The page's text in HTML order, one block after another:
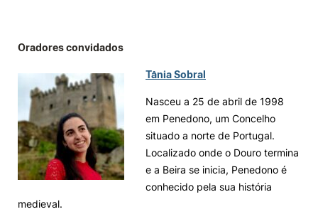
Oradores convidados
Tânia Sobral
Nasceu a 25 de abril de 1998
em Penedono, um Concelho
situado a norte de Portugal.
Localizado onde o Douro termina
e a Beira se inicia, Penedono é
conhecido pela sua história
medieval.